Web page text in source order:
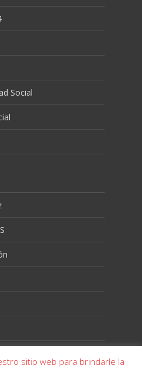
Social
sitio web para brindarle la